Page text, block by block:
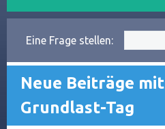
Eine Frage stellen:
Neue Beiträge mit
Grundlast-Tag